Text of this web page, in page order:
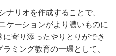
ナリオを作成することで、
ケーションがより濃いものに
寄り添ったやりとりができ
ミング教育の一環として、